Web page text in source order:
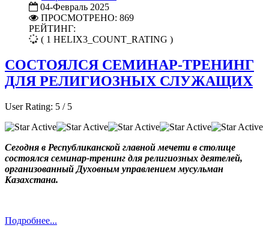
04-Февраль 2025
ПРОСМОТРЕНО: 869
РЕЙТИНГ:
( 1 HELIX3_COUNT_RATING )
СОСТОЯЛСЯ СЕМИНАР-ТРЕНИНГ
ДЛЯ РЕЛИГИОЗНЫХ СЛУЖАЩИХ
User Rating: 5 / 5
Сегодня в Республиканской главной мечети в столице
состоялся семинар-тренинг для религиозных деятелей,
организованный Духовным управлением мусульман
Казахстана.
Подробнее...